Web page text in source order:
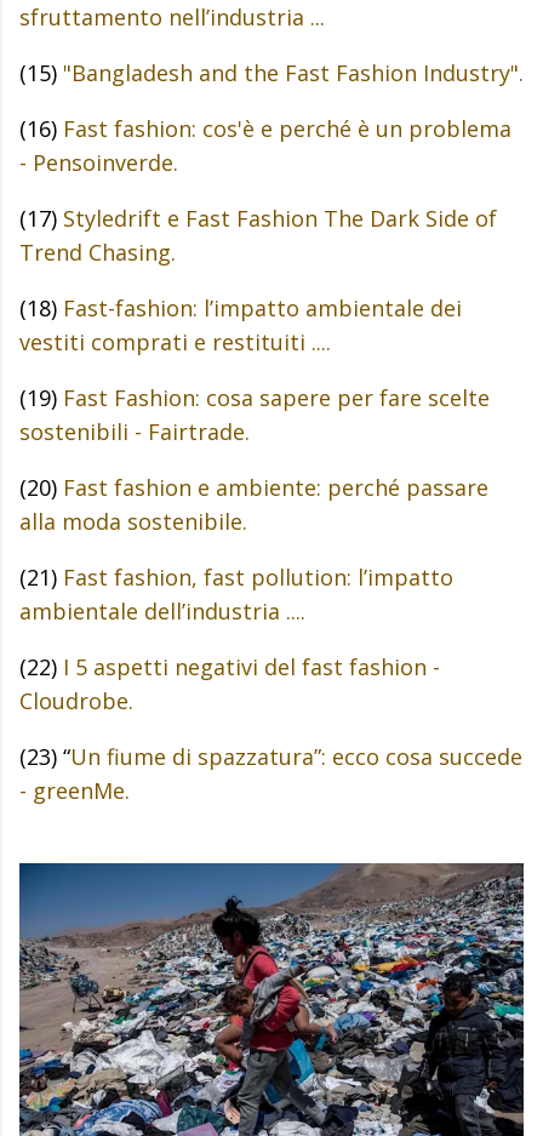
sfruttamento nell’industria ...
(15) "Bangladesh and the Fast Fashion Industry".
(16) Fast fashion: cos'è e perché è un problema
- Pensoinverde.
(17) Styledrift e Fast Fashion The Dark Side of
Trend Chasing.
(18) Fast-fashion: l’impatto ambientale dei
vestiti comprati e restituiti ....
(19) Fast Fashion: cosa sapere per fare scelte
sostenibili - Fairtrade.
(20) Fast fashion e ambiente: perché passare
alla moda sostenibile.
(21) Fast fashion, fast pollution: l’impatto
ambientale dell’industria ....
(22) I 5 aspetti negativi del fast fashion -
Cloudrobe.
(23) “Un fiume di spazzatura”: ecco cosa succede
- greenMe.